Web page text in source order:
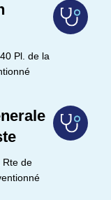
Pl. de la
Rte de